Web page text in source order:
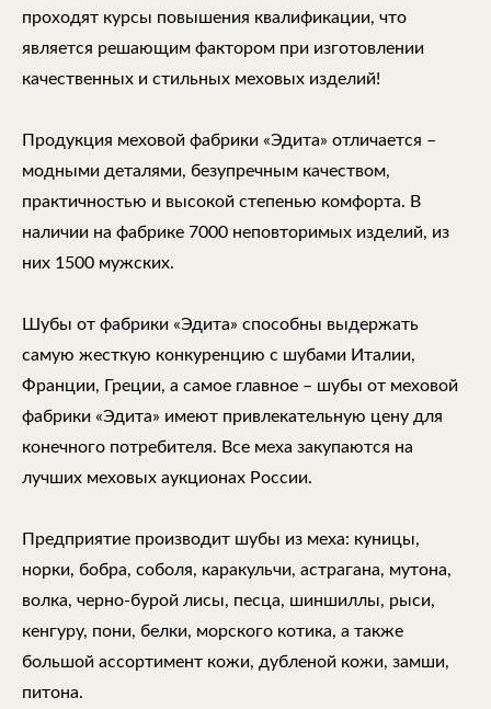
проходят курсы повышения квалификации, что
является решающим фактором при изготовлении
качественных и стильных меховых изделий!
Продукция меховой фабрики «Эдита» отличается –
модными деталями, безупречным качеством,
практичностью и высокой степенью комфорта. В
наличии на фабрике 7000 неповторимых изделий, из
них 1500 мужских.
Шубы от фабрики «Эдита» способны выдержать
самую жесткую конкуренцию с шубами Италии,
Франции, Греции, а самое главное – шубы от меховой
фабрики «Эдита» имеют привлекательную цену для
конечного потребителя. Все меха закупаются на
лучших меховых аукционах России.
Предприятие производит шубы из меха: куницы,
норки, бобра, соболя, каракульчи, астрагана, мутона,
волка, черно-бурой лисы, песца, шиншиллы, рыси,
кенгуру, пони, белки, морского котика, а также
большой ассортимент кожи, дубленой кожи, замши,
питона.